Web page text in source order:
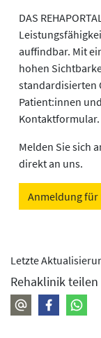
DAS
auffindbar. Mit
hohen
standardisierten
Patient:innen
Kontaktformular.
Melden Sie sich
direkt an uns.
Anmeldung für
Letzte
Rehaklinik teilen